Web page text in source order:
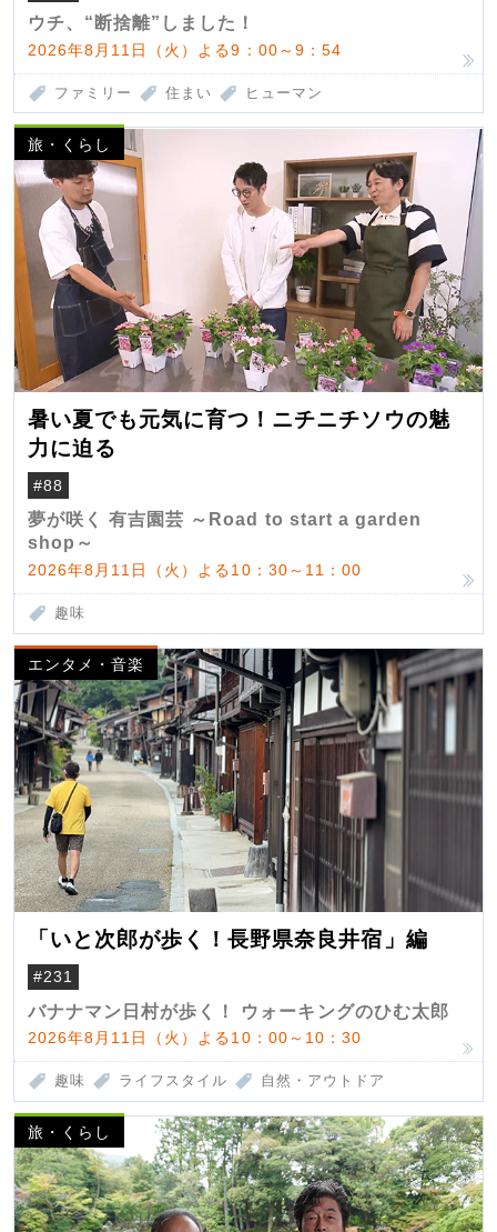
ウチ、“断捨離”しました！
2026年8月11日（火）よる9：00～9：54
ファミリー 住まい ヒューマン
旅・くらし
暑い夏でも元気に育つ！ニチニチソウの魅
力に迫る
#88
夢が咲く 有吉園芸 ～Road to start a garden
shop～
2026年8月11日（火）よる10：30～11：00
趣味
エンタメ・音楽
「いと次郎が歩く！長野県奈良井宿」編
#231
バナナマン日村が歩く！ ウォーキングのひむ太郎
2026年8月11日（火）よる10：00～10：30
趣味 ライフスタイル 自然・アウトドア
旅・くらし